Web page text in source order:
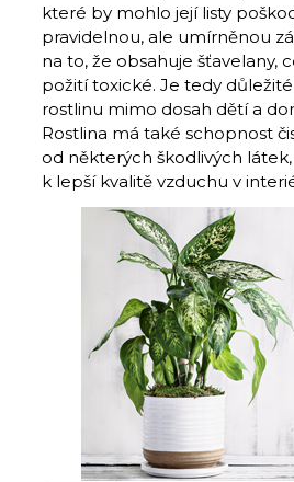
které by mohlo její listy
pravidelnou, ale umírněnou
na to, že obsahuje šťavelany,
požití toxické. Je tedy
rostlinu mimo dosah dětí a
Rostlina má také schopnost
od některých škodlivých
k lepší kvalitě vzduchu v